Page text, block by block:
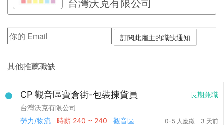
其他推薦職缺
長期兼職
CP 觀音區寶倉街-包裝揀貨員
台灣沃克有限公司
勞力/物流
時薪 240 ~ 240 觀音區 0-5 人應徵 3 天前